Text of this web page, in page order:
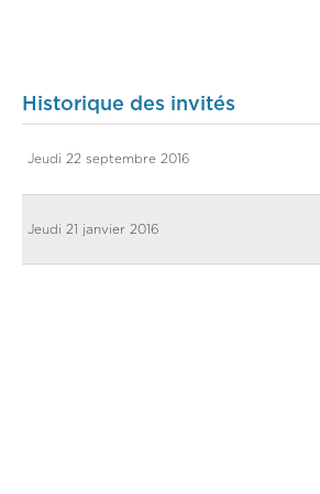
Historique des invités
Jeudi 22 septembre 2016
Jeudi 21 janvier 2016